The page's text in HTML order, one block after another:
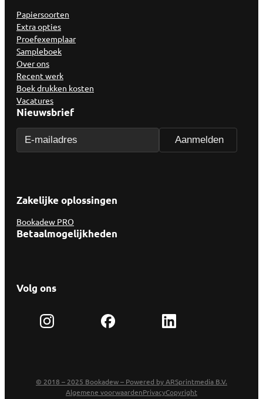
Papiersoorten
Extra opties
Proefexemplaar
Sampleboek
Over ons
Recent werk
Boek drukken kosten
Vacatures
Nieuwsbrief
Zakelijke oplossingen
Bookadew PRO
Betaalmogelijkheden
Volg ons
© 2018 – 2025 Bookadew – Powered by ARSprintmedia B.V.
Algemene voorwaardenPrivacyCopyright